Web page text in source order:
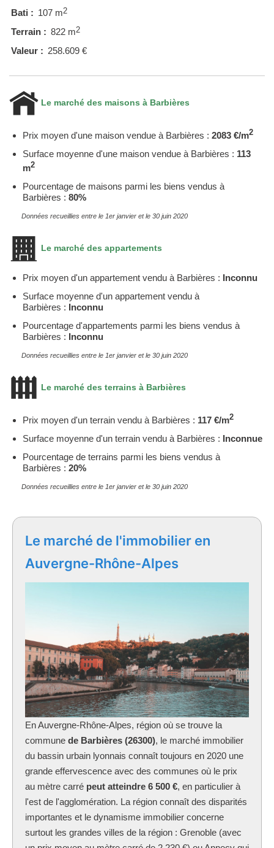
Bati : 107 m2
Terrain : 822 m2
Valeur : 258.609 €
Le marché des maisons à Barbières
Prix moyen d'une maison vendue à Barbières : 2083 €/m2
Surface moyenne d'une maison vendue à Barbières : 113
m2
Pourcentage de maisons parmi les biens vendus à
Barbières : 80%
Données recueillies entre le 1er janvier et le 30 juin 2020
Le marché des appartements
Prix moyen d'un appartement vendu à Barbières : Inconnu
Surface moyenne d'un appartement vendu à
Barbières : Inconnu
Pourcentage d'appartements parmi les biens vendus à
Barbières : Inconnu
Données recueillies entre le 1er janvier et le 30 juin 2020
Le marché des terrains à Barbières
Prix moyen d'un terrain vendu à Barbières : 117 €/m2
Surface moyenne d'un terrain vendu à Barbières : Inconnue
Pourcentage de terrains parmi les biens vendus à
Barbières : 20%
Données recueillies entre le 1er janvier et le 30 juin 2020
Le marché de l'immobilier en
Auvergne-Rhône-Alpes
En Auvergne-Rhône-Alpes, région où se trouve la
commune de Barbières (26300), le marché immobilier
du bassin urbain lyonnais connaît toujours en 2020 une
grande effervescence avec des communes où le prix
au mètre carré peut atteindre 6 500 €, en particulier à
l'est de l'agglomération. La région connaît des disparités
importantes et le dynamisme immobilier concerne
surtout les grandes villes de la région : Grenoble (avec